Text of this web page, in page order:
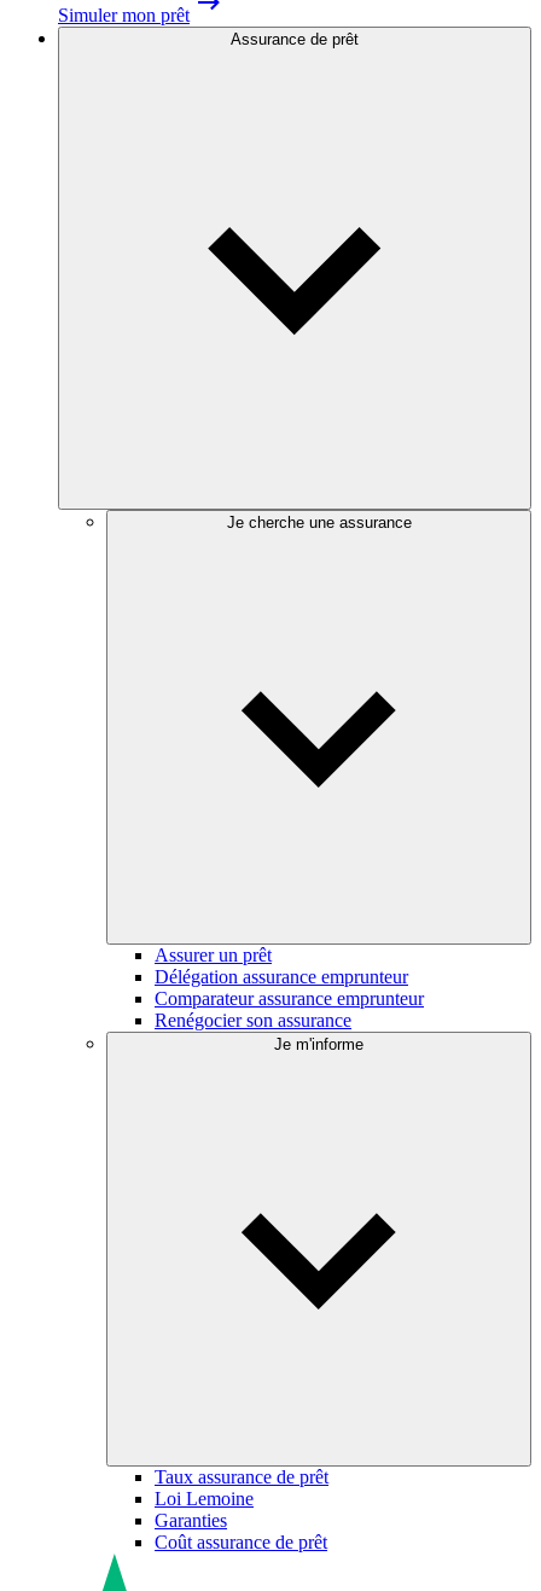
Simuler mon prêt
Assurance de prêt
Je cherche une assurance
Assurer un prêt
Délégation assurance emprunteur
Comparateur assurance emprunteur
Renégocier son assurance
Je m'informe
Taux assurance de prêt
Loi Lemoine
Garanties
Coût assurance de prêt